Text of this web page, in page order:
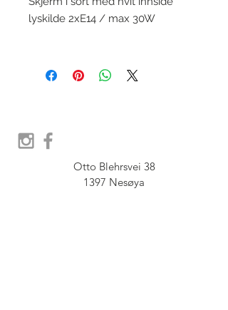
lyskilde 2xE14 / max 30W
Otto Blehrsvei 38
1397 Nesøya